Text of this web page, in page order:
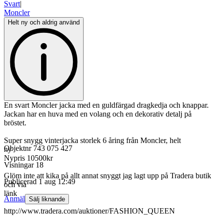
Svart|
Moncler
Helt ny och aldrig använd
En svart Moncler jacka med en guldfärgad dragkedja och knappar.
Jackan har en huva med en volang och en dekorativ detalj på
bröstet.
Super snygg vinterjacka storlek 6 åring från Moncler, helt
ny
Nypris 10500kr
Glöm inte att kika på allt annat snyggt jag lagt upp på Tradera butik
och via
länk
http://www.tradera.com/auktioner/FASHION_QUEEN
Objektnr 743 075 427
Visningar 18
Publicerad 1 aug 12:49
Anmäl Sälj liknande